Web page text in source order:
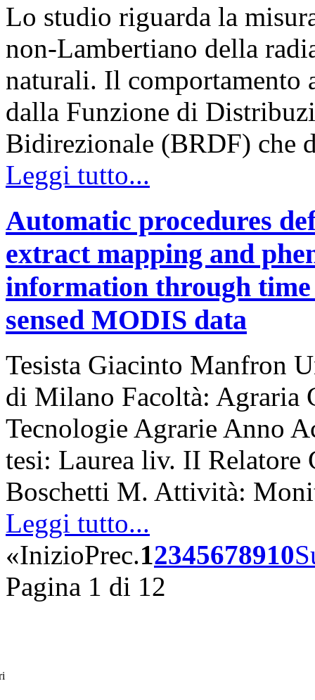
Lo studio riguarda la
non-Lambertiano della
naturali. Il comportamento
dalla Funzione di
Bidirezionale (BRDF) che
Leggi tutto...
Automatic procedures
extract mapping and
information through time
sensed MODIS data
Tesista Giacinto Manfron
di Milano Facoltà: Agraria
Tecnologie Agrarie Anno
tesi: Laurea liv. II
Boschetti M. Attività:
Leggi tutto...
«InizioPrec.12345678910
Pagina 1 di 12